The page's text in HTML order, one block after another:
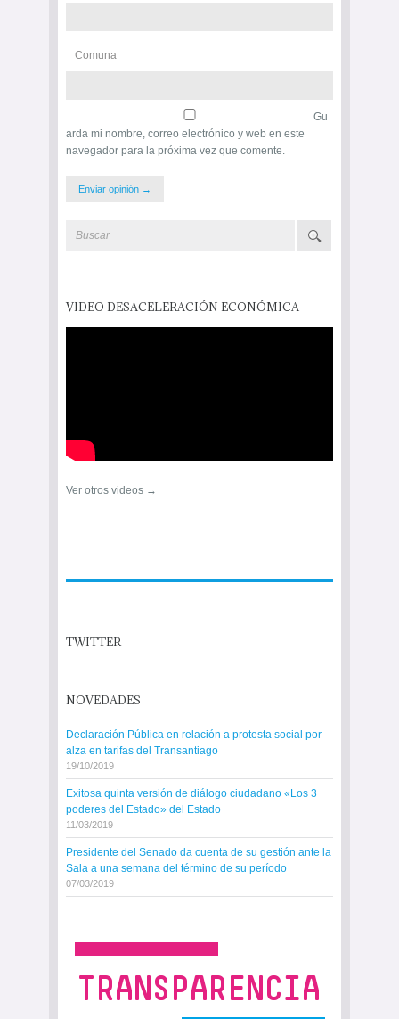
Comuna
Gu
arda mi nombre, correo electrónico y web en este
navegador para la próxima vez que comente.
VIDEO DESACELERACIÓN ECONÓMICA
Ver otros videos →
TWITTER
NOVEDADES
Declaración Pública en relación a protesta social por
alza en tarifas del Transantiago
19/10/2019
Exitosa quinta versión de diálogo ciudadano «Los 3
poderes del Estado» del Estado
11/03/2019
Presidente del Senado da cuenta de su gestión ante la
Sala a una semana del término de su período
07/03/2019